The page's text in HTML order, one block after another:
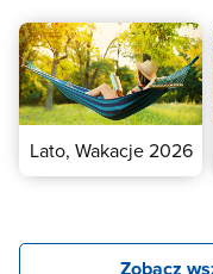
Lato, Wakacje 2026